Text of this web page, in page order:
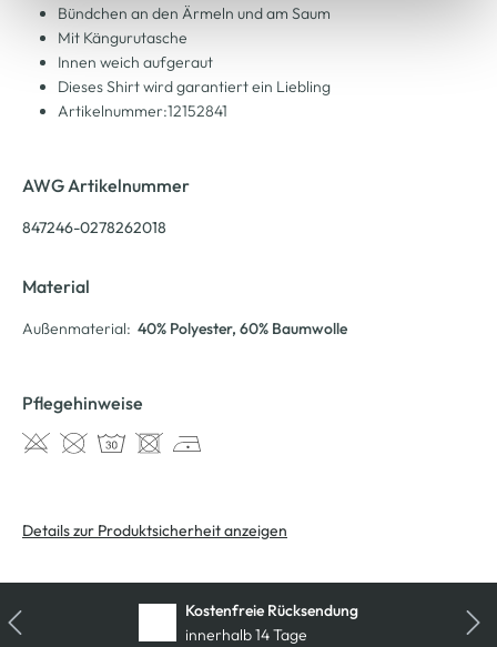
Bündchen an den Ärmeln und am Saum
Mit Kängurutasche
Innen weich aufgeraut
Dieses Shirt wird garantiert ein Liebling
Artikelnummer:12152841
AWG Artikelnummer
847246-0278262018
Material
Außenmaterial: 40% Polyester, 60% Baumwolle
Pflegehinweise
Details zur Produktsicherheit anzeigen
Kostenfreie Rücksendung
innerhalb 14 Tage